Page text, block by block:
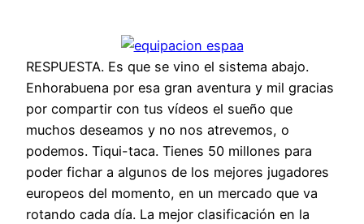
RESPUESTA. Es que se vino el sistema abajo.
Enhorabuena por esa gran aventura y mil gracias
por compartir con tus vídeos el sueño que
muchos deseamos y no nos atrevemos, o
podemos. Tiqui-taca. Tienes 50 millones para
poder fichar a algunos de los mejores jugadores
europeos del momento, en un mercado que va
rotando cada día. La mejor clasificación en la